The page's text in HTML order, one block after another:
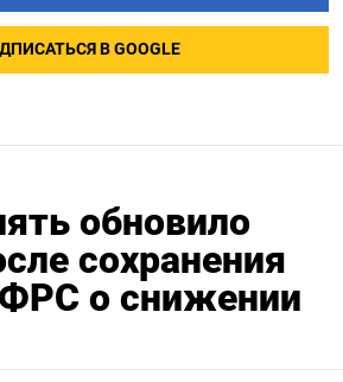
В GOOGLE
обновило
сохранения
ФРС о снижении